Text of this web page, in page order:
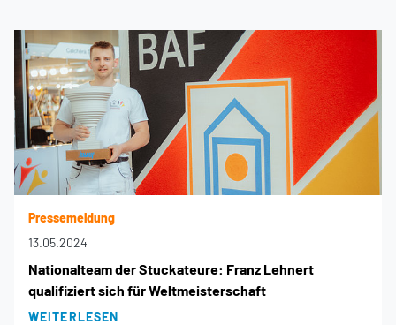
Pressemeldung
13.05.2024
Nationalteam der Stuckateure: Franz Lehnert
qualifiziert sich für Weltmeisterschaft
WEITERLESEN